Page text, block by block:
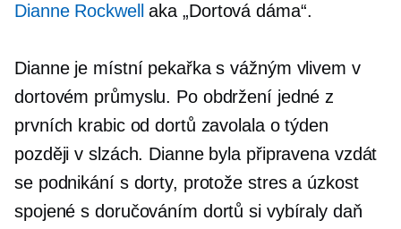
Dianne Rockwell aka „Dortová dáma“.
Dianne je místní pekařka s vážným vlivem v
dortovém průmyslu. Po obdržení jedné z
prvních krabic od dortů zavolala o týden
později v slzách. Dianne byla připravena vzdát
se podnikání s dorty, protože stres a úzkost
spojené s doručováním dortů si vybíraly daň